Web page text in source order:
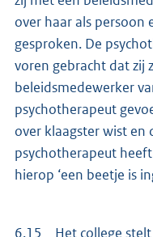
over haar als
gesproken. De
voren gebracht dat zij
beleidsmedewerker
psychotherapeut
over klaagster wist
psychotherapeut
hierop ‘een beetje is
6.15 Het college